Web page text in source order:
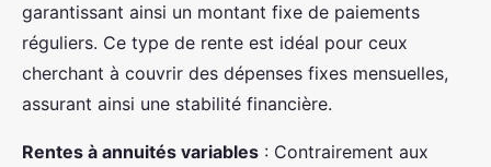
garantissant ainsi un montant fixe de paiements
réguliers. Ce type de rente est idéal pour ceux
cherchant à couvrir des dépenses fixes mensuelles,
assurant ainsi une stabilité financière.
Rentes à annuités variables : Contrairement aux